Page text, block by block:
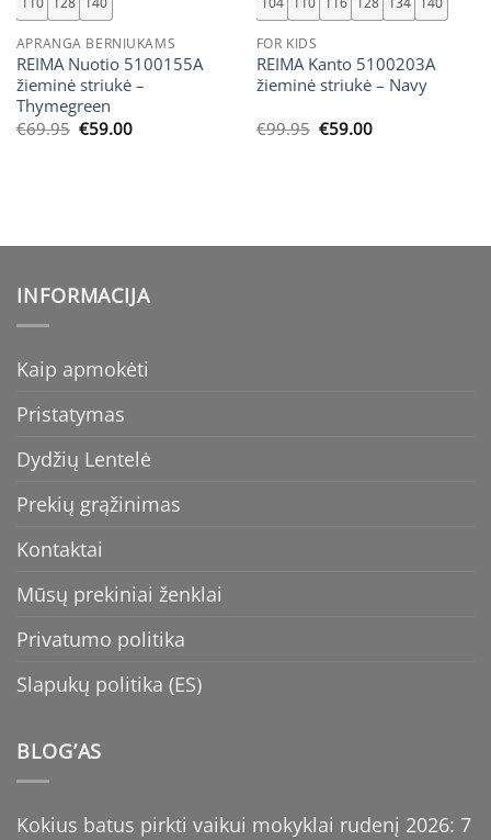
APRANGA BERNIUKAMS
REIMA Nuotio 5100155A
žieminė striukė –
Thymegreen
€69.95 Original
€59.00Current
FOR KIDS
REIMA Kanto 5100203A
žieminė striukė – Navy
€99.95 Original
€59.00Current
INFORMACIJA
Kaip apmokėti
Pristatymas
Dydžių Lentelė
Prekių grąžinimas
Kontaktai
Mūsų prekiniai ženklai
Privatumo politika
Slapukų politika (ES)
BLOG’AS
Kokius batus pirkti vaikui mokyklai rudenį 2026: 7